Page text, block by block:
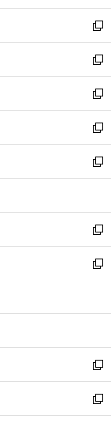
開
く
ウ
で
開
く
ン
ド
ウ
で
開
く
ウ
ィ
ン
ド
ウ
で
開
く
新
し
い
ウ
ィ
ン
ド
ウ
で
開
新
し
い
ウ
ィ
ン
ド
ウ
開
く
新
し
い
ウ
ィ
ン
ウ
で
開
く
新
し
い
ウ
ン
ド
ウ
で
新
し
ウ
ィ
ン
ド
開
新
し
い
ン
ウ
で
開
く
新
ウ
ン
ド
ウ
で
開
新
し
い
ウ
新
し